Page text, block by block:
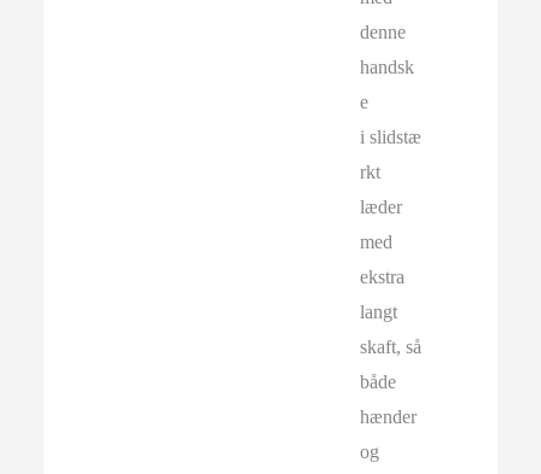
denne
handsk
e
i slidstæ
rkt
læder
med
ekstra
langt
skaft, så
både
hænder
og